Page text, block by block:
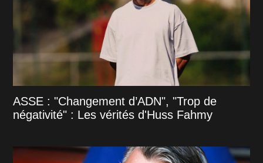
ASSE : "Changement d’ADN", "Trop de
négativité" : Les vérités d'Huss Fahmy